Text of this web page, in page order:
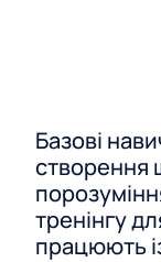
Базові
створення
тренінгу
працюють